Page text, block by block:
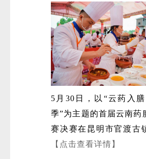
5月30日，以“云药入膳
季”为主题的首届云南药
赛决赛在昆明市官渡古
【点击查看详情】